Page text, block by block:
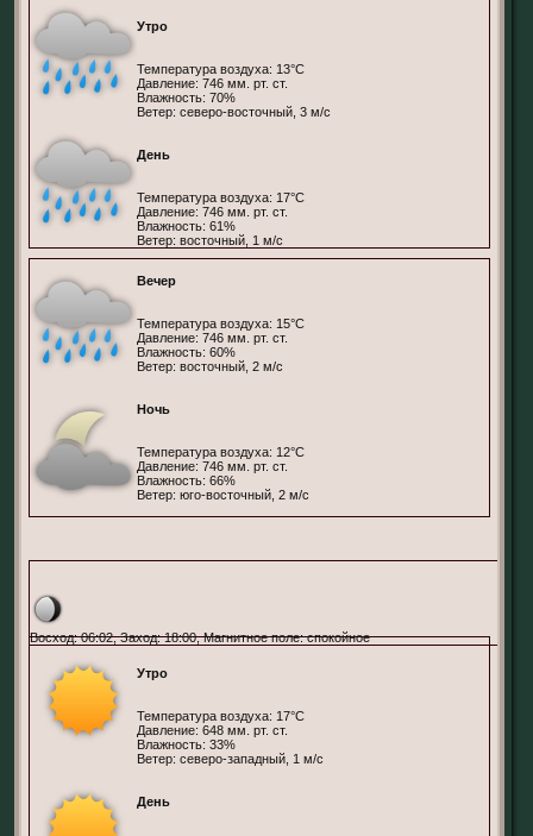
Утро
Температура воздуха: 13°С
Давление: 746 мм. рт. ст.
Влажность: 70%
Ветер: северо-восточный, 3 м/с
День
Температура воздуха: 17°С
Давление: 746 мм. рт. ст.
Влажность: 61%
Ветер: восточный, 1 м/с
Вечер
Температура воздуха: 15°С
Давление: 746 мм. рт. ст.
Влажность: 60%
Ветер: восточный, 2 м/с
Ночь
Температура воздуха: 12°С
Давление: 746 мм. рт. ст.
Влажность: 66%
Ветер: юго-восточный, 2 м/с
Восход: 06:02, Заход: 18:00, Магнитное поле: спокойное
Утро
Температура воздуха: 17°С
Давление: 648 мм. рт. ст.
Влажность: 33%
Ветер: северо-западный, 1 м/с
День